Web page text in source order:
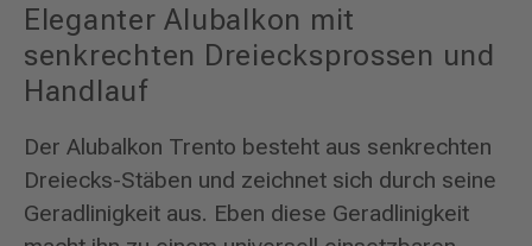
Eleganter Alubalkon mit
senkrechten Dreiecksprossen und
Handlauf
Der Alubalkon Trento besteht aus senkrechten
Dreiecks-Stäben und zeichnet sich durch seine
Geradlinigkeit aus. Eben diese Geradlinigkeit